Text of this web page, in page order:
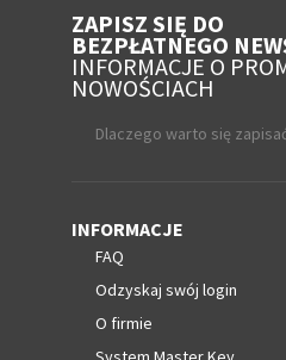
ZAPISZ SIĘ DO
BEZPŁATNEGO
INFORMACJE O
NOWOŚCIACH
Dlaczego warto się
INFORMACJE
FAQ
Odzyskaj swój login
O firmie